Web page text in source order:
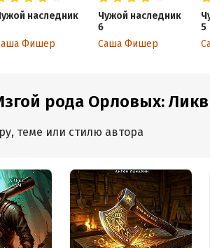
наследник
Фишер
Чужой наследник
6
Саша Фишер
5
рода Орловых:
теме или стилю автора